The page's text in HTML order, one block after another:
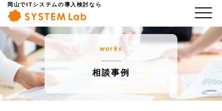
岡山でITシステムの導入検討なら
works
相談事例